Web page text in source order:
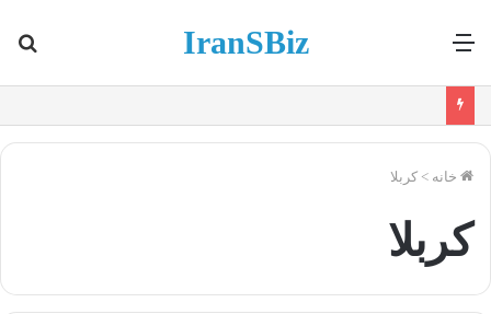
IranSBiz منو
خانه > کربلا
کربلا